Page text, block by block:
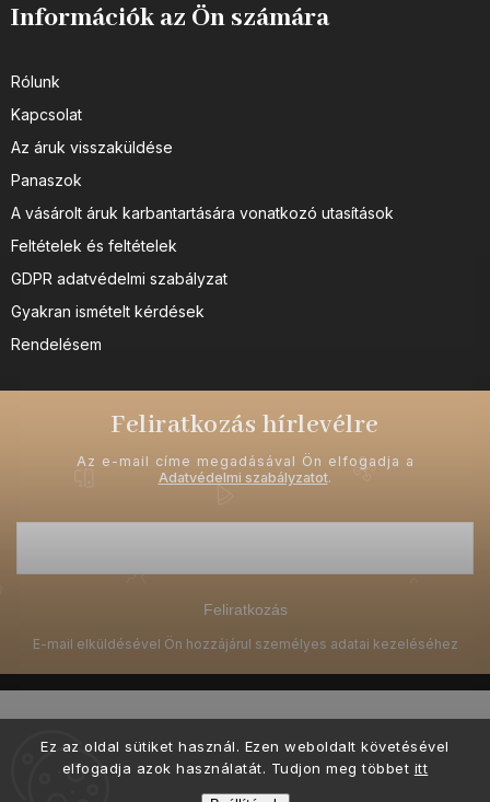
Ez az oldal sütiket használ. Ezen weboldalt követésével
elfogadja azok használatát. Tudjon meg többet itt
Információk az Ön számára
Rólunk
Kapcsolat
Az áruk visszaküldése
Panaszok
A vásárolt áruk karbantartására vonatkozó utasítások
Feltételek és feltételek
GDPR adatvédelmi szabályzat
Gyakran ismételt kérdések
Rendelésem
Feliratkozás hírlevélre
Az e-mail címe megadásával Ön elfogadja a
Adatvédelmi szabályzatot.
Feliratkozás